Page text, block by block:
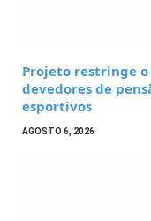
Projeto restringe o
devedores de
esportivos
AGOSTO 6, 2026